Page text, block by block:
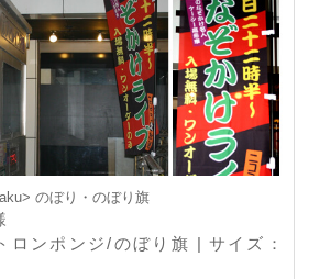
のぼり・のぼり旗
ロンポンジ/のぼり旗 | サイズ：